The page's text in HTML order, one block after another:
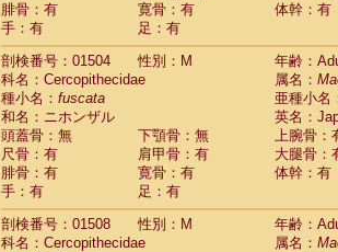
腓骨：有
寛骨：有
体幹：有
手：有
足：有
剖検番号：01504
性別：M
年齢：
科名：Cercopithecidae
属名：
種小名： fuscata
亜種小名
和名：ニホンザル
英名：
頭蓋骨：無
下顎骨：無
上腕骨：
尺骨：有
肩甲骨：有
大腿骨：
腓骨：有
寛骨：有
体幹：有
手：有
足：有
剖検番号：01508
性別：M
年齢：
科名：Cercopithecidae
属名：